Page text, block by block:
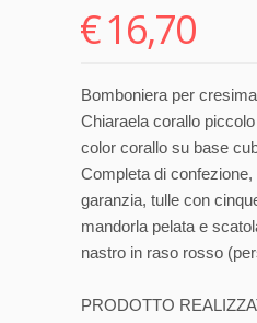
€16,70
Bomboniera per
Chiaraela corallo
color corallo su base
Completa di
garanzia, tulle con
mandorla pelata e
nastro in raso rosso
PRODOTTO